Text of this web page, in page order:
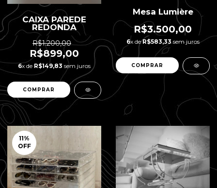
CAIXA PAREDE
REDONDA
R$1.200,00
R$899,00
6x de R$149,83 sem juros
Mesa Lumière
R$3.500,00
6x deR$583,33sem juros
11%
OFF